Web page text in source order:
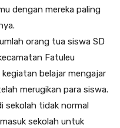
dengan mereka paling
orang tua siswa SD
Fatuleu
belajar mengajar
merugikan para siswa.
sekolah tidak normal
sekolah untuk